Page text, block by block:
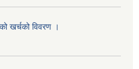
खर्चको विवरण ।